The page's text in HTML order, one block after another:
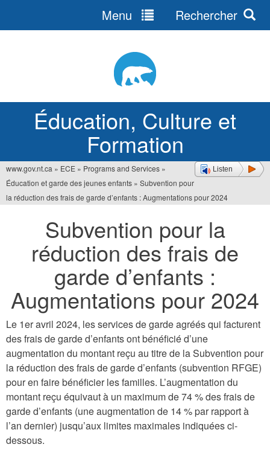
Éducation, Culture et
Formation
Menu Rechercher
Listen
Vous
êtes
www.gov.nt.ca » ECE » Programs and Services »
Éducation et garde des jeunes enfants » Subvention pour
la réduction des frais de garde d’enfants : Augmentations pour 2024
Subvention pour la
réduction des frais de
garde d’enfants :
Augmentations pour 2024
Le 1er avril 2024, les services de garde agréés qui facturent
des frais de garde d’enfants ont bénéficié d’une
augmentation du montant reçu au titre de la Subvention pour
la réduction des frais de garde d’enfants (subvention RFGE)
pour en faire bénéficier les familles. L’augmentation du
montant reçu équivaut à un maximum de 74 % des frais de
garde d’enfants (une augmentation de 14 % par rapport à
l’an dernier) jusqu’aux limites maximales indiquées ci-
dessous.